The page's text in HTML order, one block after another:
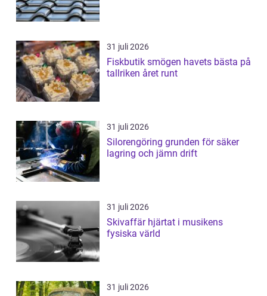
31 juli 2026
Fiskbutik smögen havets bästa på
tallriken året runt
31 juli 2026
Silorengöring grunden för säker
lagring och jämn drift
31 juli 2026
Skivaffär hjärtat i musikens
fysiska värld
31 juli 2026